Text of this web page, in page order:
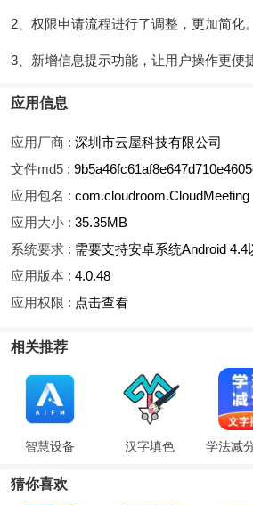
2、权限申请流程进行了调整，更加简化。
3、新增信息提示功能，让用户操作更便
应用信息
应用厂商 : 深圳市云屋科技有限公司
文件md5 :
应用包名 : com.cloudroom.CloudMeeting
应用大小 : 35.35MB
系统要求 : 需要支持安卓系统Android 4.4
应用版本 : 4.0.48
应用权限 : 点击查看
相关推荐
智慧设备 汉字填色 学法减
猜你喜欢